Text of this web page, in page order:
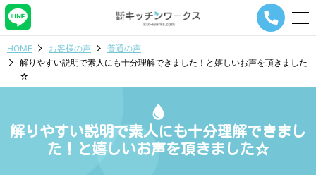
メ
ー
ビ
ョ
タ
HOME お客様の声
普通の声
解りやすい説明で素人にも十分理解できました！と嬉しいお声を頂きました
☆
解りやすい説明で素人にも十分理解できまし
た！と嬉しいお声を頂きました☆